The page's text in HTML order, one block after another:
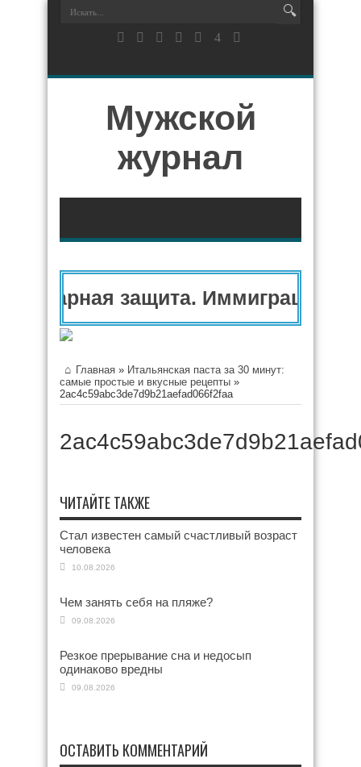
Мужской
журнал
защита.
Главная » Итальянская паста за 30 минут:
самые простые и вкусные рецепты »
2ac4c59abc3de7d9b21aefad066f2faa
ЧИТАЙТЕ ТАКЖЕ
Стал известен самый счастливый возраст
человека
10.08.2026
Чем занять себя на пляже?
09.08.2026
Резкое прерывание сна и недосып
одинаково вредны
09.08.2026
ОСТАВИТЬ КОММЕНТАРИЙ